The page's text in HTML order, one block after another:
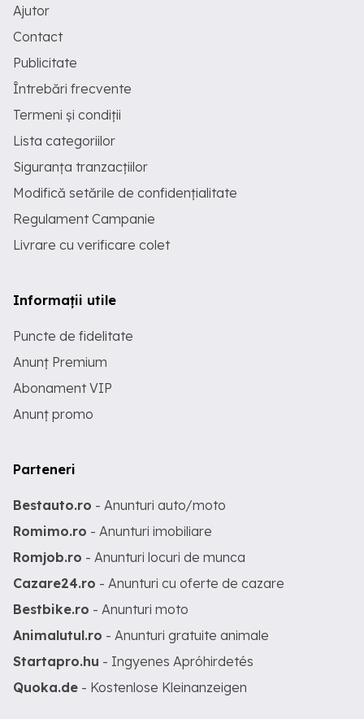
Ajutor
Contact
Publicitate
Întrebări frecvente
Termeni și condiții
Lista categoriilor
Siguranța tranzacțiilor
Modifică setările de confidențialitate
Regulament Campanie
Livrare cu verificare colet
Informații utile
Puncte de fidelitate
Anunț Premium
Abonament VIP
Anunț promo
Parteneri
Bestauto.ro - Anunturi auto/moto
Romimo.ro - Anunturi imobiliare
Romjob.ro - Anunturi locuri de munca
Cazare24.ro - Anunturi cu oferte de cazare
Bestbike.ro - Anunturi moto
Animalutul.ro - Anunturi gratuite animale
Startapro.hu - Ingyenes Apróhirdetés
Quoka.de - Kostenlose Kleinanzeigen